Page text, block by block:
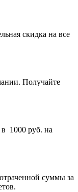
скидка на все
Получайте
1000 руб. на
суммы за